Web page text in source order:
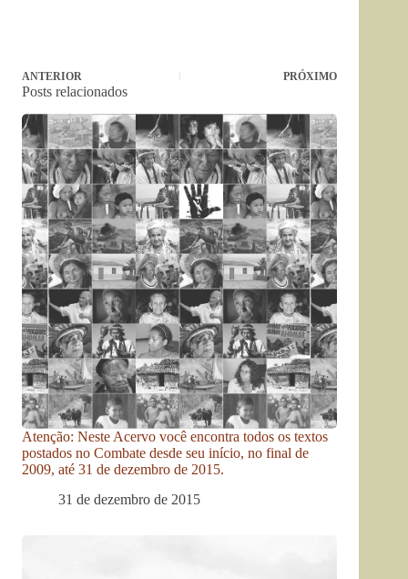
ANTERIOR PRÓXIMO
Posts relacionados
Atenção: Neste Acervo você encontra todos os textos
postados no Combate desde seu início, no final de
2009, até 31 de dezembro de 2015.
31 de dezembro de 2015